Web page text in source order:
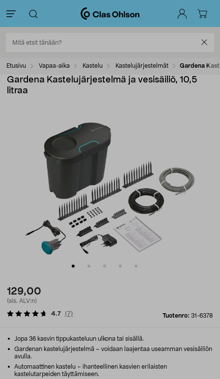
Etusivu Vapaa-aika Kastelu Kastelujärjestelmät Gardena
Gardena Kastelujärjestelmä ja vesisäiliö, 10,5
litraa
129,00
(sis. ALV:n)
Tuotenro: 31-6378
4.7 (7)
Jopa 36 kasvin tippukasteluun ulkona tai sisällä.
Gardenan kastelujärjestelmä – voidaan laajentaa useamman vesisäiliön
avulla.
Automaattinen kastelu – ihanteellinen kasvien erilaisten
kastelutarpeiden täyttämiseen.